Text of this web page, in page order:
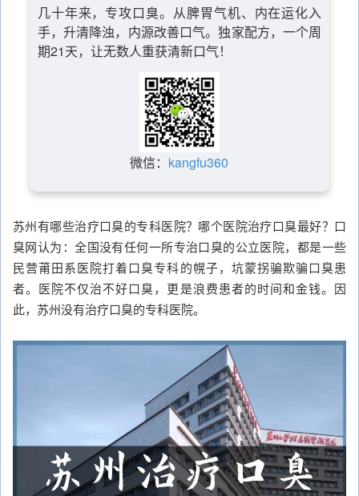
几十年来，专攻口臭。从脾胃气机、内在运化入
手，升清降浊，内源改善口气。独家配方，一个周
期21天，让无数人重获清新口气！
微信： kangfu360
苏州有哪些治疗口臭的专科医院？哪个医院治疗口臭最好？口
臭网认为：全国没有任何一所专治口臭的公立医院，都是一些
民营莆田系医院打着口臭专科的幌子，坑蒙拐骗欺骗口臭患
者。医院不仅治不好口臭，更是浪费患者的时间和金钱。因
此，苏州没有治疗口臭的专科医院。